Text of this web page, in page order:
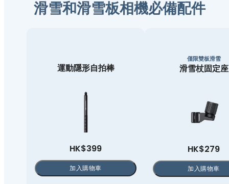
滑雪和滑雪板相機必備配件
運動隱形自拍棒
HK$399
加入購物車
僅限雙板滑雪
滑雪杖固定座
HK$279
加入購物車